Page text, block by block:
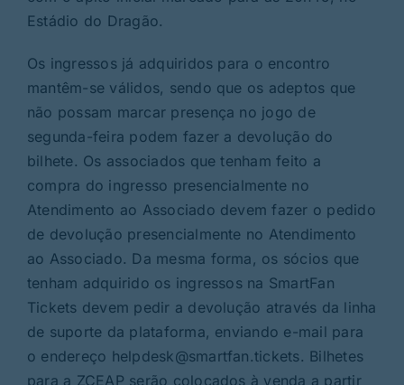
Estádio do Dragão.
Os ingressos já adquiridos para o encontro
mantêm-se válidos, sendo que os adeptos que
não possam marcar presença no jogo de
segunda-feira podem fazer a devolução do
bilhete. Os associados que tenham feito a
compra do ingresso presencialmente no
Atendimento ao Associado devem fazer o pedido
de devolução presencialmente no Atendimento
ao Associado. Da mesma forma, os sócios que
tenham adquirido os ingressos na SmartFan
Tickets devem pedir a devolução através da linha
de suporte da plataforma, enviando e-mail para
o endereço helpdesk@smartfan.tickets. Bilhetes
para a ZCEAP serão colocados à venda a partir